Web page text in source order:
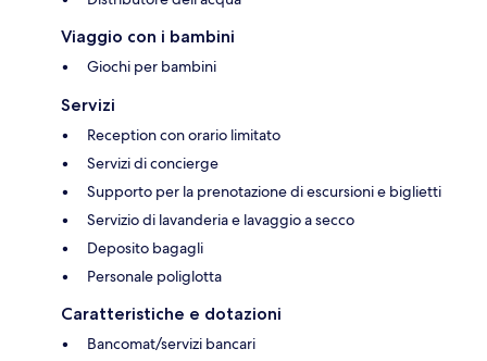
Viaggio con i bambini
Giochi per bambini
Servizi
Reception con orario limitato
Servizi di concierge
Supporto per la prenotazione di escursioni e biglietti
Servizio di lavanderia e lavaggio a secco
Deposito bagagli
Personale poliglotta
Caratteristiche e dotazioni
Bancomat/servizi bancari